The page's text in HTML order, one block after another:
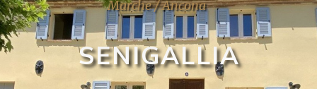
Marche / Ancona
SENIGALLIA